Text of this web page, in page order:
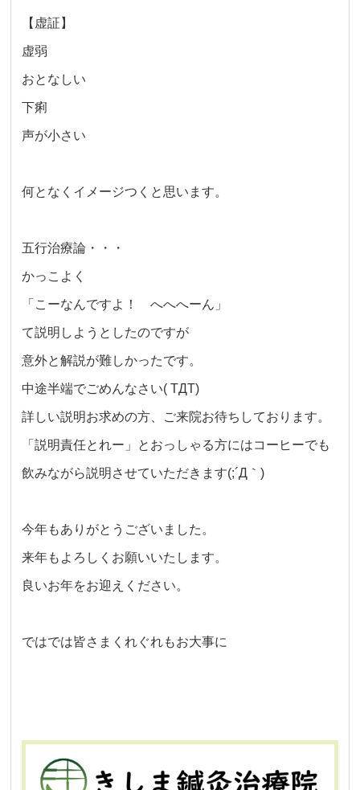
【虚証】
虚弱
おとなしい
下痢
声が小さい
何となくイメージつくと思います。
五行治療論・・・
かっこよく
「こーなんですよ！ へへへーん」
て説明しようとしたのですが
意外と解説が難しかったです。
中途半端でごめんなさい( TДT)
詳しい説明お求めの方、ご来院お待ちしております。
「説明責任とれー」とおっしゃる方にはコーヒーでも
飲みながら説明させていただきます(;´Д｀)
今年もありがとうございました。
来年もよろしくお願いいたします。
良いお年をお迎えください。
ではでは皆さまくれぐれもお大事に